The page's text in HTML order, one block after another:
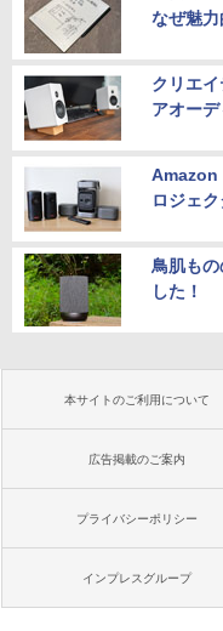
なぜ魅力
クリエ
アオー
Amazon
ロジェ
鳥肌も
した！
本サイトのご利用について
広告掲載のご案内
プライバシーポリシー
インプレスグループ